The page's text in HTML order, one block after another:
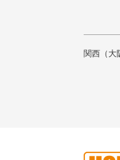
関西（大